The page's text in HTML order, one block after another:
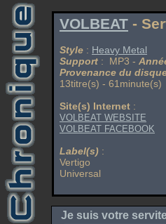
VOLBEAT -
Style : Heavy Metal
Support : MP3 -
Provenance du
13titre(s) - 61minute(s)
Site(s) Internet :
VOLBEAT WEBSITE
VOLBEAT FACEBOOK
Label(s) :
Vertigo
Universal
Je suis votre